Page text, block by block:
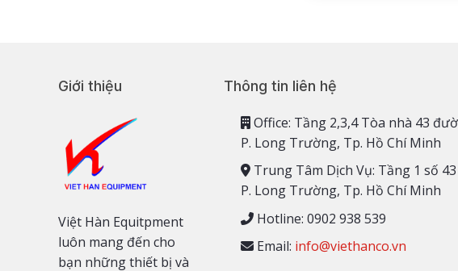
Giới thiệu
Việt Hàn Equitpment
luôn mang đến cho
bạn những thiết bị và
Thông tin liên hệ
Office: Tầng 2,3,4 Tòa nhà 43
P. Long Trường, Tp. Hồ Chí Minh
Trung Tâm Dịch Vụ: Tầng 1 số
P. Long Trường, Tp. Hồ Chí Minh
Hotline: 0902 938 539
Email: info@viethanco.vn